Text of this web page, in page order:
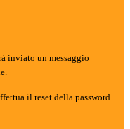
inviato un messaggio
il reset della password